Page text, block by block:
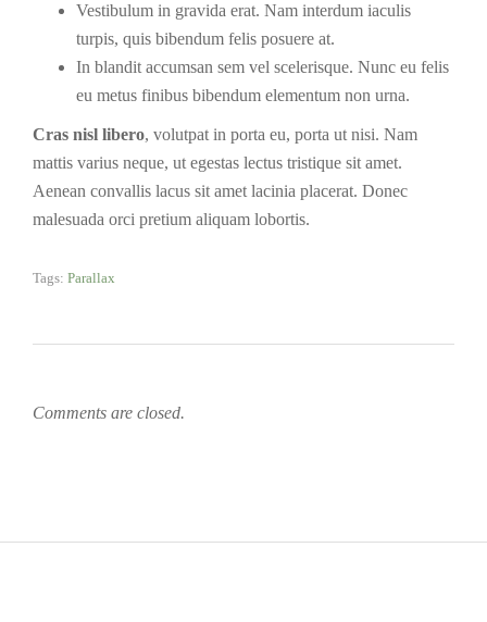
Vestibulum in gravida erat. Nam interdum iaculis
turpis, quis bibendum felis posuere at.
In blandit accumsan sem vel scelerisque. Nunc eu felis
eu metus finibus bibendum elementum non urna.
Cras nisl libero, volutpat in porta eu, porta ut nisi. Nam
mattis varius neque, ut egestas lectus tristique sit amet.
Aenean convallis lacus sit amet lacinia placerat. Donec
malesuada orci pretium aliquam lobortis.
Tags: Parallax
Comments are closed.